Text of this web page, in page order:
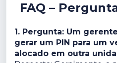
FAQ –
1. Pergunta: Um
gerar um PIN para um
alocado em outra